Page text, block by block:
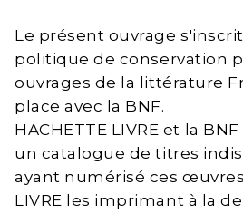
Le présent ouvrage
politique de conservation
ouvrages de la littérature
place avec la BNF.
HACHETTE LIVRE et la
un catalogue de titres
ayant numérisé ces œuvres
LIVRE les imprimant à la